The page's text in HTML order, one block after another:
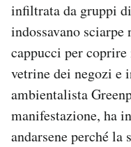
infiltrata da gruppi
indossavano
cappucci per
vetrine dei negozi e
ambientalista
manifestazione, ha
andarsene perché la